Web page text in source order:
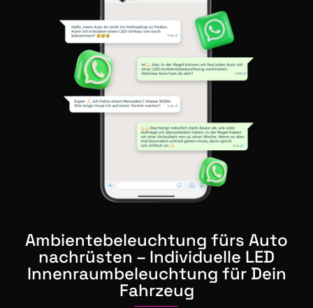
Ambientebeleuchtung fürs Auto
nachrüsten – Individuelle LED
Innenraumbeleuchtung für Dein
Fahrzeug